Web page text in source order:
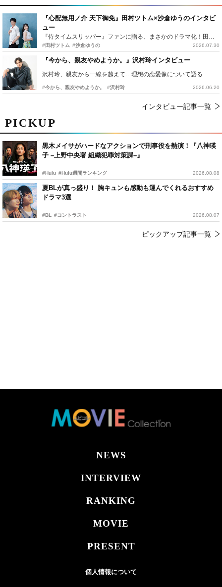
PICKUP
黒木メイサがハードなアクションで刑事役を熱演！『八神瑛
子 –上野中央署 組織犯罪対策課–』
#Hulu #Hulu週間ランキング 2026.08.08
夏BLが真っ盛り！ 胸キュンも感動も運んでくれるおすすめ
ドラマ3選
#BL #コントラスト 2026.08.07
ピックアップ記事一覧
『心配無用ノ介 天下御免』田村ツトム×沙倉ゆうのインタビ
ュー
『侍タイムスリッパー』ファンに贈る、まさかのドラマ化！田村ツトム×沙倉ゆうのが語る『心配無用ノ介』撮影秘話
#田村ツトム #沙倉ゆうの 2026.07.30
『今から、親友やめようか。』沢村玲インタビュー
沢村玲、親友から一線を越えて…理想の恋愛像について語る
#今から、親友やめようか。 #沢村玲 2026.06.20
インタビュー記事一覧
NEWS
INTERVIEW
RANKING
MOVIE
PRESENT
個人情報について